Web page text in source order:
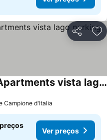
Partilhar
Bella Vista RDA Luxury Apartments vista lago parking
Campione d'Italia
Ver preços